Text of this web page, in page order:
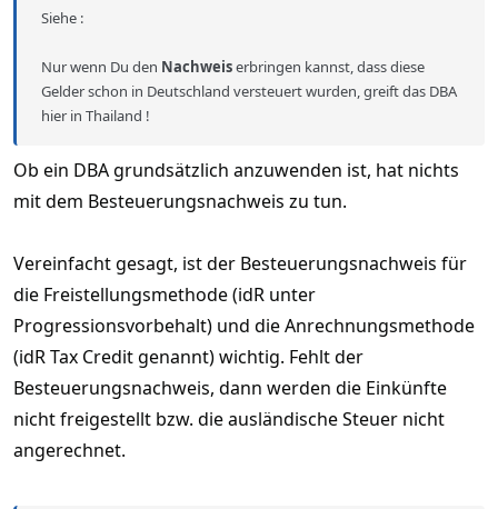
Siehe :
Nur wenn Du den Nachweiserbringen kannst, dass diese
Gelder schon in Deutschland versteuert wurden, greift das DBA
hier in Thailand !
Ob ein DBA grundsätzlich anzuwenden ist, hat nichts
mit dem Besteuerungsnachweis zu tun.
Vereinfacht gesagt, ist der Besteuerungsnachweis für
die Freistellungsmethode (idR unter
Progressionsvorbehalt) und die Anrechnungsmethode
(idR Tax Credit genannt) wichtig. Fehlt der
Besteuerungsnachweis, dann werden die Einkünfte
nicht freigestellt bzw. die ausländische Steuer nicht
angerechnet.